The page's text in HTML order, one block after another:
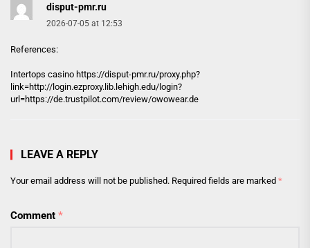
disput-pmr.ru
2026-07-05 at 12:53
References:
Intertops casino https://disput-pmr.ru/proxy.php?
link=http://login.ezproxy.lib.lehigh.edu/login?
url=https://de.trustpilot.com/review/owowear.de
LEAVE A REPLY
Your email address will not be published. Required fields are marked *
Comment *